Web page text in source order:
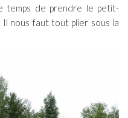
temps de prendre le petit-
Il nous faut tout plier sous la